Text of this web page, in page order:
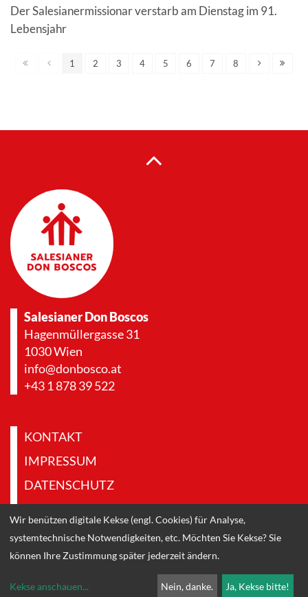
Der Salesianermissionar verstarb am Dienstag im 91.
Lebensjahr
1 2 3 4 5 6 7 8
Salesianer Don Boscos
Hagenmüllergasse 31
1030 Wien
info@donbosco.at
+43 1 878 39 522
KONTAKT
IMPRESSUM
DATENSCHUTZ
PRESSE & DOWNLOADS
Wir benützen digitale Kekse (engl. Cookies) für Analyse,
systemtechnische Notwendigkeiten, etc. Möchten Sie Kekse? Sie
können Ihre Zustimmung später jederzeit ändern.
Kekse anschauen... Nein, danke. Ja, Kekse bitte!